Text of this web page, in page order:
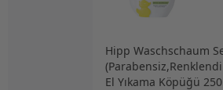
Hipp Waschschaum
El Yıkama Köpüğü